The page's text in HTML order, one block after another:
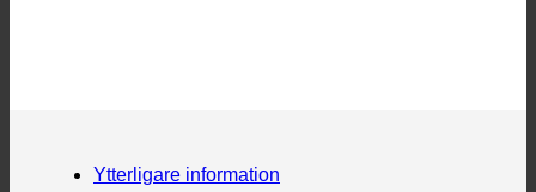
Ytterligare information